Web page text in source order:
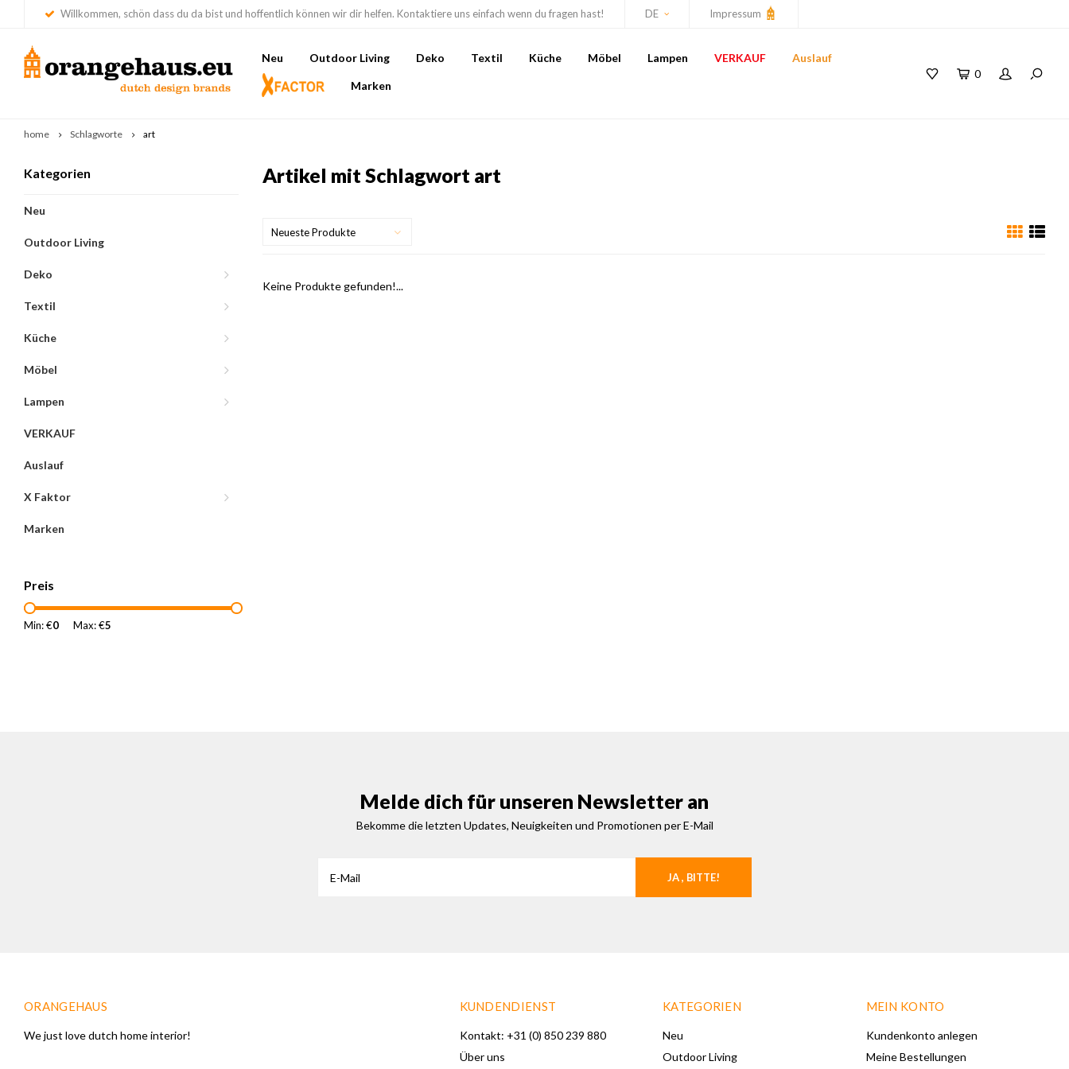
Willkommen, schön dass du da bist und hoffentlich können wir dir helfen. Kontaktiere uns einfach wenn du fragen hast! DE Impressum
Neu Outdoor Living Deko Textil Küche Möbel Lampen VERKAUF Auslauf
Marken
0
home Schlagworte art
Kategorien
Neu
Outdoor Living
Deko
Textil
Küche
Möbel
Lampen
VERKAUF
Auslauf
X Faktor
Marken
Preis
Min: €0 Max: €5
Artikel mit Schlagwort art
Neueste Produkte
Keine Produkte gefunden!...
Melde dich für unseren Newsletter an
Bekomme die letzten Updates, Neuigkeiten und Promotionen per E-Mail
JA , BITTE!
ORANGEHAUS
We just love dutch home interior!
KUNDENDIENST
Kontakt: +31 (0) 850 239 880
Über uns
KATEGORIEN
Neu
Outdoor Living
MEIN KONTO
Kundenkonto anlegen
Meine Bestellungen